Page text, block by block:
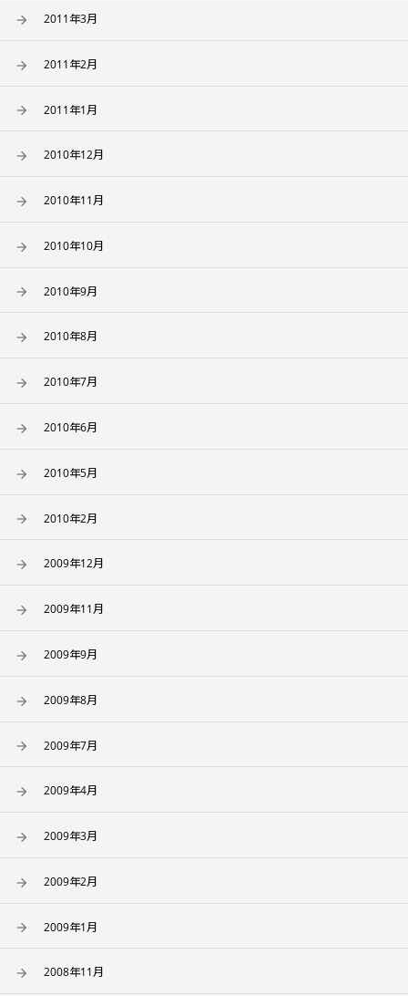
2011年3月
2011年2月
2011年1月
2010年12月
2010年11月
2010年10月
2010年9月
2010年8月
2010年7月
2010年6月
2010年5月
2010年2月
2009年12月
2009年11月
2009年9月
2009年8月
2009年7月
2009年4月
2009年3月
2009年2月
2009年1月
2008年11月